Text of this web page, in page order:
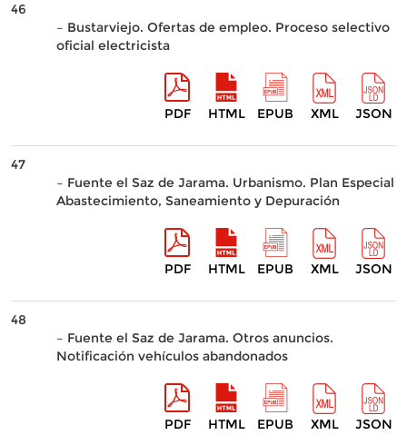
46
– Bustarviejo. Ofertas de empleo. Proceso selectivo
oficial electricista
PDF HTML EPUB XML JSON
47
– Fuente el Saz de Jarama. Urbanismo. Plan Especial
Abastecimiento, Saneamiento y Depuración
PDF HTML EPUB XML JSON
48
– Fuente el Saz de Jarama. Otros anuncios.
Notificación vehículos abandonados
PDF HTML EPUB XML JSON